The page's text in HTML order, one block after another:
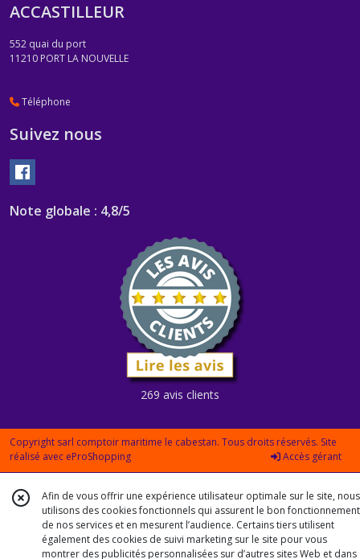
ACCASTILLEUR
552 quai du port
11210 PORT LA NOUVELLE
Téléphone
Suivez nous
Note globale : 4,8/5
269 avis clients
Copyright sarl comptoir maritime le cabestan. Tous droits réservés. Site
réalisé avec eProShopping Accès gérant
Afin de vous offrir une expérience utilisateur optimale sur le site, nous
utilisons des cookies fonctionnels qui assurent le bon fonctionnement
de nos services et en mesurent l’audience. Certains tiers utilisent
également des cookies de suivi marketing sur le site pour vous
montrer des publicités personnalisées sur d’autres sites Web et dans